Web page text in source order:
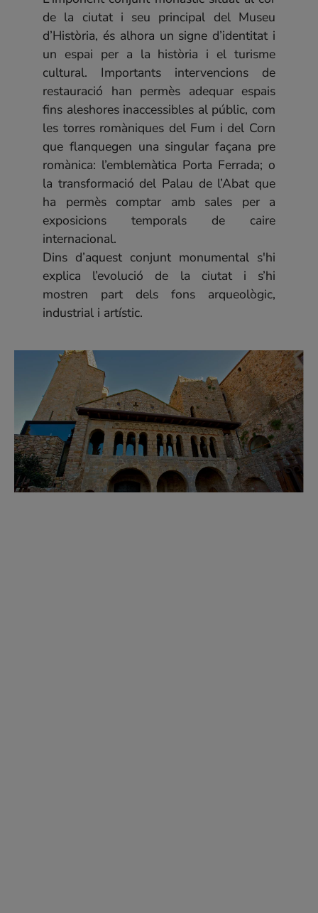
Recursos interactius
Juga amb el Museu
Exposicions Virtuals
Altres interactius
Audioguia
Col·lecció
Patrimoni arqueològic
Patrimoni etnogràfic
Patrimoni marítim
Patrimoni artístic
Patrimoni en l'àmbit de la Salut
Patrimoni numismàtic
El Museu
Documents de referència
Una Societat Canviant
El paisatge humà de la Vall d'Aro
Properes exposicions
Arxiu d'exposicions realitzades
Activitats
Agenda d'activitats
15 d'agost de 2026 |
Un segle d’història: Gaziel i Sant Feliu
de Guíxols
22 d'agost de 2026 |
Pere Caimó i el Sant Feliu
revolucionari del segle XIX
29 d'agost de 2026 |
Tastets de Mar
El President Josep Irla: De Sant Feliu
a l’exili
de la ciutat i seu principal del Museu
d’Història, és alhora un signe d’identitat i
un espai per a la història i el turisme
cultural. Importants intervencions de
restauració han permès adequar espais
fins aleshores inaccessibles al públic, com
les torres romàniques del Fum i del Corn
que flanquegen una singular façana pre
romànica: l’emblemàtica Porta Ferrada; o
la transformació del Palau de l’Abat que
ha permès comptar amb sales per a
exposicions temporals de caire
internacional.
Dins d’aquest conjunt monumental s'hi
explica l’evolució de la ciutat i s’hi
mostren part dels fons arqueològic,
industrial i artístic.